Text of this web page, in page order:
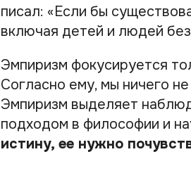
писал: «Если бы
включая детей и людей
Эмпиризм фокусируется
Согласно ему, мы ничего
Эмпиризм выделяет
подходом в философии и
истину, ее нужно